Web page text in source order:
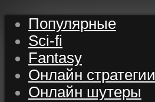
Популярные
Sci-fi
Fantasy
Онлайн стратегии
Онлайн шутеры